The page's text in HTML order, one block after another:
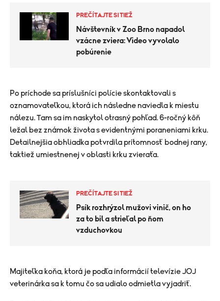
PREČÍTAJTE SI TIEŽ
Návštevník v Zoo Brno napadol
vzácne zviera: Video vyvolalo
pobúrenie
Po príchode sa príslušníci polície skontaktovali s
oznamovateľkou, ktorá ich následne naviedla k miestu
nálezu. Tam sa im naskytol otrasný pohľad. 6-ročný kôň
ležal bez známok života s evidentnými poraneniami krku.
Detailnejšia obhliadka potvrdila prítomnosť bodnej rany,
taktiež umiestnenej v oblasti krku zvieraťa.
PREČÍTAJTE SI TIEŽ
Psík rozhrýzol mužovi vinič, on ho
za to bil a strieľal po ňom
vzduchovkou
Majiteľka koňa, ktorá je podľa informácií televízie JOJ
veterinárka sa k tomu čo sa udialo odmietla vyjadriť.